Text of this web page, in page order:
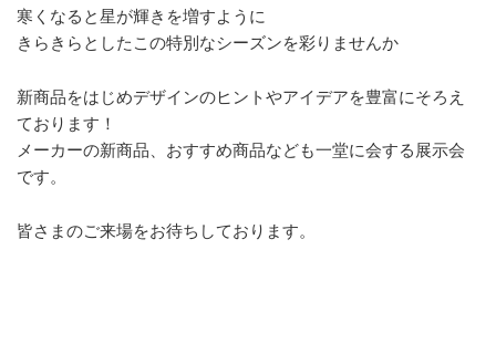
寒くなると星が輝きを増すように
きらきらとしたこの特別なシーズンを彩りませんか
新商品をはじめデザインのヒントやアイデアを豊富にそろえ
ております！
メーカーの新商品、おすすめ商品なども一堂に会する展示会
です。
皆さまのご来場をお待ちしております。